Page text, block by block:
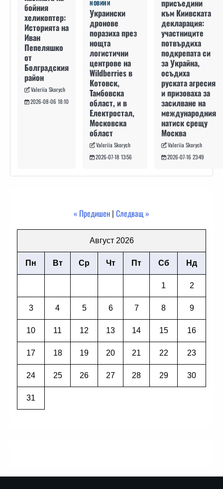
бойния
хеликоптер:
Историята на
Иван
Пепеляшко
от
Болградския
район
Valeriia Skorych
2026-08-06 18:10
НОВИНИ
Украински
дронове
поразиха през
нощта
логистични
центрове на
Wildberries в
Котовск,
Тамбовска
област, и в
Електростал,
Московска
област
Valeriia Skorych
2026-07-18 13:56
присъедини
към Киивската
декларация:
участниците
потвърдиха
подкрепата си
за Украйна,
осъдиха
руската агресия
и призоваха за
засилване на
международния
натиск срещу
Москва
Valeriia Skorych
2026-07-16 23:49
« Предишен | Следващ »
Август 2026
Пн Вт Ср Чт Пт Сб Нд
1 2
3 4 5 6 7 8 9
10 11 12 13 14 15 16
17 18 19 20 21 22 23
24 25 26 27 28 29 30
31